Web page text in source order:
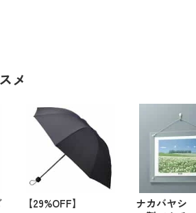
メ
【29%OFF】
ナカバヤシ